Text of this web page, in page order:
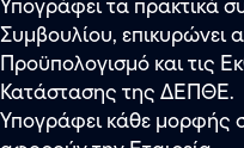
Υπογράφει τα πρακτικά
Συμβουλίου, επικυρώνει
Προϋπολογισμό και τις
Κατάστασης της ΔΕΠΘΕ.
Υπογράφει κάθε μορφής